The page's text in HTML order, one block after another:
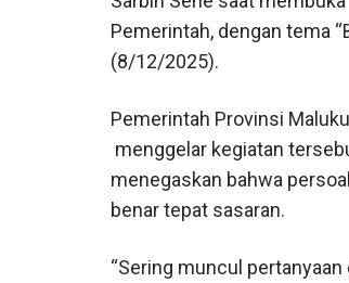
Pemerintah, dengan tema
(8/12/2025).
Pemerintah Provinsi
menggelar kegiatan
menegaskan bahwa
benar tepat sasaran.
“Sering muncul